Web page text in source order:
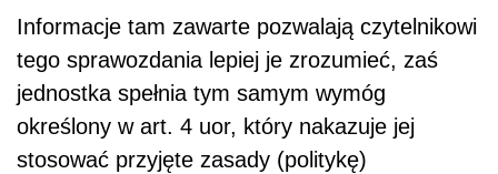
Informacje tam zawarte pozwalają czytelnikowi
tego sprawozdania lepiej je zrozumieć, zaś
jednostka spełnia tym samym wymóg
określony w art. 4 uor, który nakazuje jej
stosować przyjęte zasady (politykę)